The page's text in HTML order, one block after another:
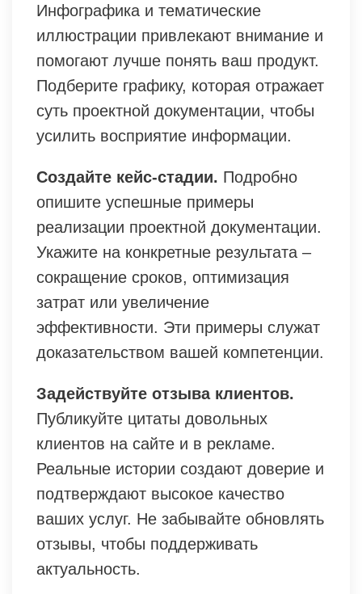
Инфографика и тематические
иллюстрации привлекают внимание и
помогают лучше понять ваш продукт.
Подберите графику, которая отражает
суть проектной документации, чтобы
усилить восприятие информации.
Создайте кейс-стадии. Подробно
опишите успешные примеры
реализации проектной документации.
Укажите на конкретные результата –
сокращение сроков, оптимизация
затрат или увеличение
эффективности. Эти примеры служат
доказательством вашей компетенции.
Задействуйте отзыва клиентов.
Публикуйте цитаты довольных
клиентов на сайте и в рекламе.
Реальные истории создают доверие и
подтверждают высокое качество
ваших услуг. Не забывайте обновлять
отзывы, чтобы поддерживать
актуальность.